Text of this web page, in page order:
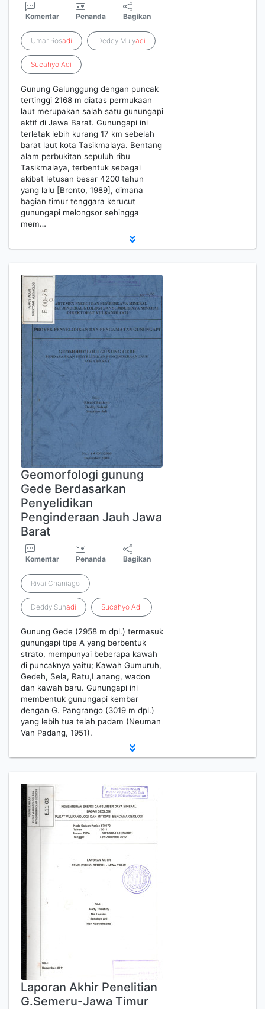
Komentar Penanda Bagikan
Umar Rosadi Deddy Mulyadi
Sucahyo Adi
Gunung Galunggung dengan puncak
tertinggi 2168 m diatas permukaan
laut merupakan salah satu gunungapi
aktif di Jawa Barat. Gunungapi ini
terletak lebih kurang 17 km sebelah
barat laut kota Tasikmalaya. Bentang
alam perbukitan sepuluh ribu
Tasikmalaya, terbentuk sebagai
akibat letusan besar 4200 tahun
yang lalu [Bronto, 1989], dimana
bagian timur tenggara kerucut
gunungapi melongsor sehingga
mem…
Geomorfologi gunung
Gede Berdasarkan
Penyelidikan
Penginderaan Jauh Jawa
Barat
Komentar Penanda Bagikan
Rivai Chaniago
Deddy Suhadi Sucahyo Adi
Gunung Gede (2958 m dpl.) termasuk
gunungapi tipe A yang berbentuk
strato, mempunyai beberapa kawah
di puncaknya yaitu; Kawah Gumuruh,
Gedeh, Sela, Ratu,Lanang, wadon
dan kawah baru. Gunungapi ini
membentuk gunungapi kembar
dengan G. Pangrango (3019 m dpl.)
yang lebih tua telah padam (Neuman
Van Padang, 1951).
Laporan Akhir Penelitian
G.Semeru-Jawa Timur